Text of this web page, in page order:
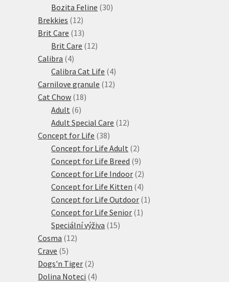
produktů
Bozita Feline 3030
Brekkies 1212
produktů
Brit Care 1313
produktů
Brit Care 1212
Calibra 44
produkty
Calibra Cat Life 44
produkty
Carnilove granule 1212
Cat Chow 1818
Adult 66
produktů
Adult Special Care 1212
Concept for Life 3838
produktů
Concept for Life Adult 22
produkty
Concept for Life Breed 99
produktů
Concept for Life Indoor 22
produkty
Concept for Life Kitten 44
produkty
Concept for Life Outdoor 1 1
Concept for Life Senior 1 1
Speciální výživa 1515
Cosma 1212
Crave 55
produktů
Dogs'n Tiger 22
produkty
Dolina Noteci 44